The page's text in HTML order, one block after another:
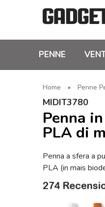
PENNE
Home » Penne
MIDIT3780
Penna
PLA di
Penna a sfera a
PLA (in mais